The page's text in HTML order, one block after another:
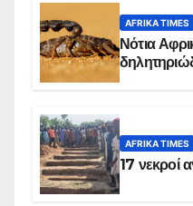
AFRIKA TIMES
Νότια
AFRIKA TIMES
17 νεκροί